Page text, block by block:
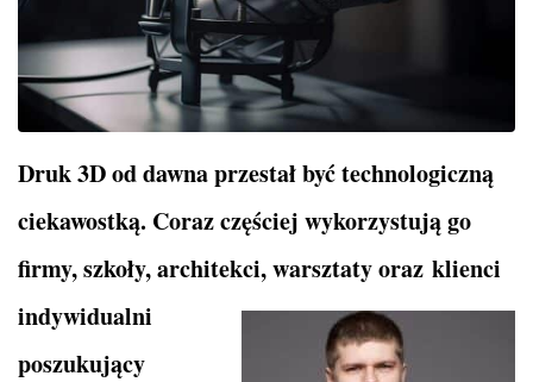
Druk 3D od dawna przestał być technologiczną
ciekawostką. Coraz częściej wykorzystują go
firmy, szkoły, architekci, warsztaty oraz klienci
indywidualni
poszukujący